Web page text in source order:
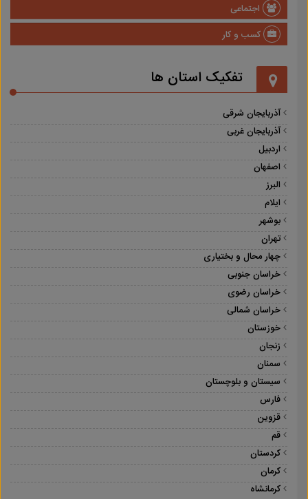
اجتماعی
کسب و کار
تفکیک استان ها
آذربایجان شرقی
آذربایجان غربی
اردبیل
اصفهان
البرز
ایلام
بوشهر
تهران
چهار محال و بختیاری
خراسان جنوبی
خراسان رضوی
خراسان شمالی
خوزستان
زنجان
سمنان
سیستان و بلوچستان
فارس
قزوین
قم
کردستان
کرمان
کرمانشاه